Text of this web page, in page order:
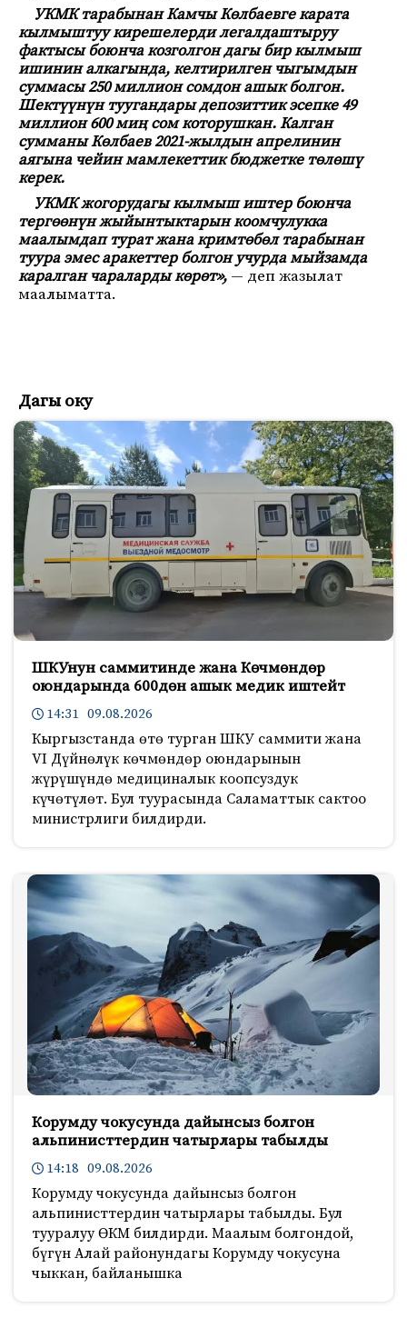
УКМК тарабынан Камчы Көлбаевге карата
кылмыштуу кирешелерди легалдаштыруу
фактысы боюнча козголгон дагы бир кылмыш
ишинин алкагында, келтирилген чыгымдын
суммасы 250 миллион сомдон ашык болгон.
Шектүүнүн туугандары депозиттик эсепке 49
миллион 600 миң сом которушкан. Калган
сумманы Көлбаев 2021-жылдын апрелинин
аягына чейин мамлекеттик бюджетке төлөшү
керек.
УКМК жогорудагы кылмыш иштер боюнча
тергөөнүн жыйынтыктарын коомчулукка
маалымдап турат жана кримтөбөл тарабынан
туура эмес аракеттер болгон учурда мыйзамда
каралган чараларды көрөт», — деп жазылат
маалыматта.
Дагы оку
ШКУнун саммитинде жана Көчмөндөр
оюндарында 600дөн ашык медик иштейт
14:31 09.08.2026
Кыргызстанда өтө турган ШКУ саммити жана
VI Дүйнөлүк көчмөндөр оюндарынын
жүрүшүндө медициналык коопсуздук
күчөтүлөт. Бул туурасында Саламаттык сактоо
министрлиги билдирди.
Корумду чокусунда дайынсыз болгон
альпинисттердин чатырлары табылды
14:18 09.08.2026
Корумду чокусунда дайынсыз болгон
альпинисттердин чатырлары табылды. Бул
тууралуу ӨКМ билдирди. Маалым болгондой,
бүгүн Алай районундагы Корумду чокусуна
чыккан, байланышка